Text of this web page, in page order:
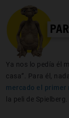
Ya nos lo pedía él
casa”. Para él,
mercado el primer
la peli de Spielberg.